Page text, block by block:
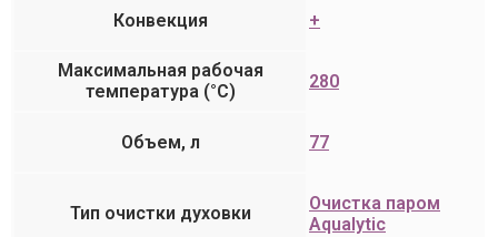
Конвекция +
Максимальная рабочая
температура (°C)
280
Объем, л 77
Тип очистки духовки
Очистка паром
Aqualytic